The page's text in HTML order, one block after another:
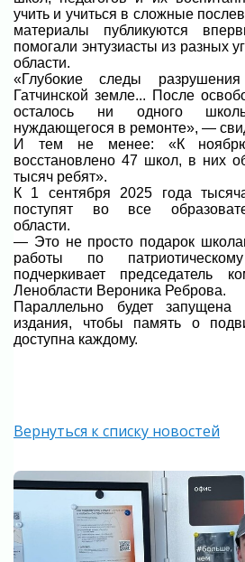
учить и учиться в сложные
материалы публикуются
помогали энтузиасты из разных
области.
«Глубокие следы
Гатчинской земле... После
осталось ни одного
нуждающегося в ремонте», —
И тем не менее: «К
восстановлено 47 школ, в них
тысяч ребят».
К 1 сентября 2025 года
поступят во все
области.
— Это не просто подарок
работы по
подчеркивает председатель
Ленобласти Вероника Реброва.
Параллельно будет запущена
издания, чтобы память о
доступна каждому.
Вернуться к списку новостей